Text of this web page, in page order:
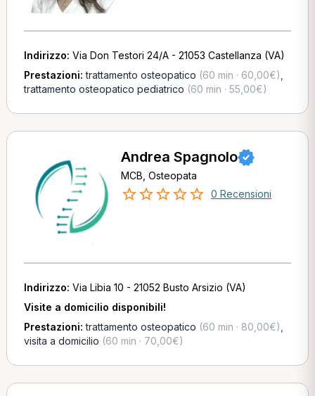
Indirizzo: Via Don Testori 24/A - 21053 Castellanza (VA)
Prestazioni:trattamento osteopatico (60 min · 60,00€)
trattamento osteopatico pediatrico (60 min · 55,00€)
Andrea Spagnolo
MCB, Osteopata
0 Recensioni
Indirizzo: Via Libia 10 - 21052 Busto Arsizio (VA)
Visite a domicilio disponibili!
Prestazioni:trattamento osteopatico (60 min · 80,00€)
visita a domicilio (60 min · 70,00€)